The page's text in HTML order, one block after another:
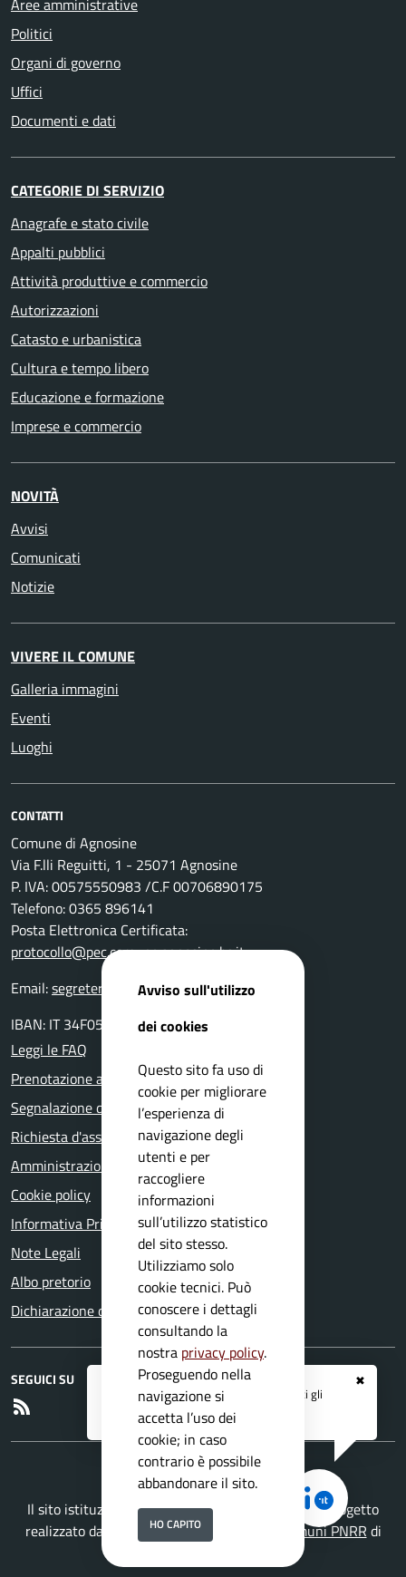
✖
Registrati ai serviziAPP IO
e ricevi tutti gli
aggiornamenti dall'Ente
Politici
Organi di governo
Uffici
Documenti e dati
CATEGORIE DI SERVIZIO
Anagrafe e stato civile
Appalti pubblici
Attività produttive e commercio
Autorizzazioni
Catasto e urbanistica
Cultura e tempo libero
Educazione e formazione
Imprese e commercio
NOVITÀ
Avvisi
Comunicati
Notizie
VIVERE IL COMUNE
Galleria immagini
Eventi
Luoghi
CONTATTI
Comune di Agnosine
Via F.lli Reguitti, 1 - 25071 Agnosine
P. IVA: 00575550983 /C.F 00706890175
Telefono: 0365 896141
Posta Elettronica Certificata:
protocollo@pec.comune.agnosine.bs.it
Email:segreteria@comune.agnosine.bs.it
IBAN: IT 34F0511654000 0000000 24400
Leggi le FAQ
Prenotazione appuntamento
Segnalazione disservizio
Richiesta d'assistenza
Amministrazione trasparente
Cookie policy
Informativa Privacy
Note Legali
Albo pretorio
Dichiarazione di accessibilità
SEGUICI SU
Il sito istituzionale del Comune di Agnosine è un progetto
realizzato da
Secoval srlcon la Soluzione Comuni PNRR di
Avviso sull'utilizzo
dei cookies
Questo sito fa uso di
cookie per migliorare
l’esperienza di
navigazione degli
utenti e per
raccogliere
informazioni
sull’utilizzo statistico
del sito stesso.
Utilizziamo solo
cookie tecnici. Può
conoscere i dettagli
consultando la
nostra privacy policy.
Proseguendo nella
navigazione si
accetta l’uso dei
cookie; in caso
contrario è possibile
abbandonare il sito.
HO CAPITO